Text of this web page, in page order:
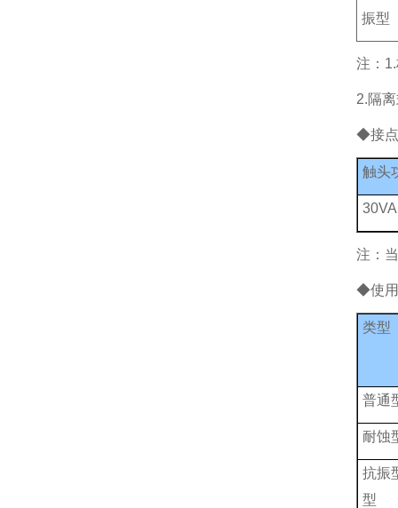
振型
注：
2.隔
◆接点
触头
注：
◆使
类型
普通
耐蚀
抗振
型